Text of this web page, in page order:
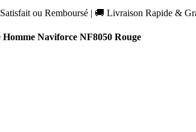
ou Remboursé | 🚚 Livraison Rapide &
Naviforce NF8050 Rouge